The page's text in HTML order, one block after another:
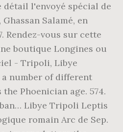
détail l'envoyé spécial de
Salamé, en
Rendez-vous sur cette
boutique Longines ou
- Tripoli, Libye
number of different
the Phoenician age. 574.
Libye Tripoli Leptis
romain Arc de Sep.